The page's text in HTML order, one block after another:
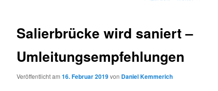
Salierbrücke wird saniert –
Umleitungsempfehlungen
Veröffentlicht am16. Februar 2019von Daniel Kemmerich